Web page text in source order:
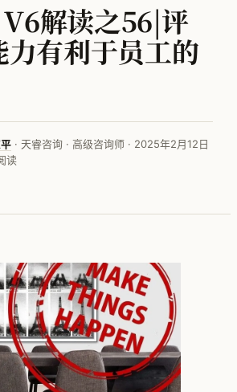
件
解读之56|评
有利于员工的
· 天睿咨询 · 高级咨询师 · 2025年2月12日
读